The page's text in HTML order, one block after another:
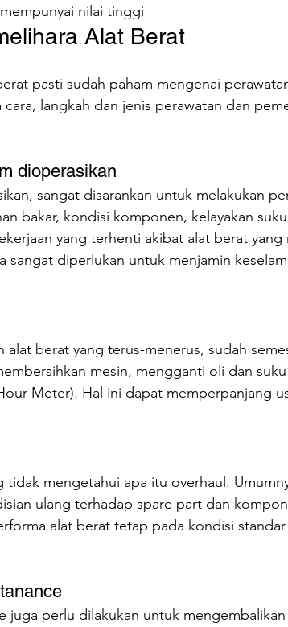
nilai tinggi
Alat Berat
pasti sudah paham mengenai
langkah dan jenis perawatan dan
dioperasikan
sangat disarankan untuk melakukan
bakar, kondisi komponen, kelayakan
yang terhenti akibat alat berat yang
sangat diperlukan untuk menjamin
berat yang terus-menerus, sudah
mesin, mengganti oli dan
Meter). Hal ini dapat memperpanjang
tidak mengetahui apa itu overhaul.
ulang terhadap spare part dan
alat berat tetap pada kondisi
juga perlu dilakukan untuk